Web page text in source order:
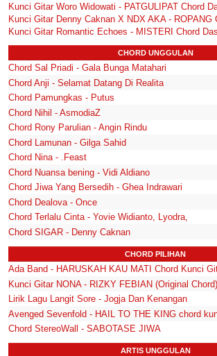
Kunci Gitar Woro Widowati - PATGULIPAT Chord
Kunci Gitar Denny Caknan X NDX AKA - ROPANG
Kunci Gitar Romantic Echoes - MISTERI Chord
CHORD UNGGULAN
Chord Sal Priadi - Gala Bunga Matahari
Chord Anji - Selamat Datang Di Realita
Chord Pamungkas - Putus
Chord Nihil - AsmodiaZ
Chord Rony Parulian - Angin Rindu
Chord Lamunan - Gilga Sahid
Chord Nina - .Feast
Chord Nuansa bening - Vidi Aldiano
Chord Jiwa Yang Bersedih - Ghea Indrawari
Chord Dealova - Once
Chord Terlalu Cinta - Yovie Widianto, Lyodra,
Chord SIGAR - Denny Caknan
CHORD PILIHAN
Ada Band - HARUSKAH KAU MATI Chord Kunci
Kunci Gitar NONA - RIZKY FEBIAN (Original Chord)
Lirik Lagu Langit Sore - Jogja Dan Kenangan
Avenged Sevenfold - HAIL TO THE KING chord
Chord StereoWall - SABOTASE JIWA
ARTIS UNGGULAN